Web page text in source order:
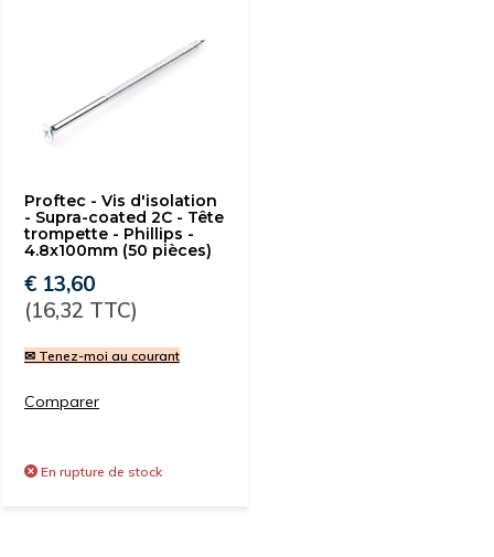
Proftec - Vis d'isolation
- Supra-coated 2C - Tête
trompette - Phillips -
4.8x100mm (50 pièces)
€ 13,60
(16,32 TTC)
✉ Tenez-moi au courant
Comparer
En rupture de stock